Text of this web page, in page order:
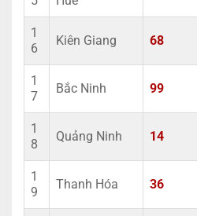
1
6
Kiên Giang 68
1
7
Bắc Ninh 99
1
8
Quảng Ninh 14
1
9
Thanh Hóa 36